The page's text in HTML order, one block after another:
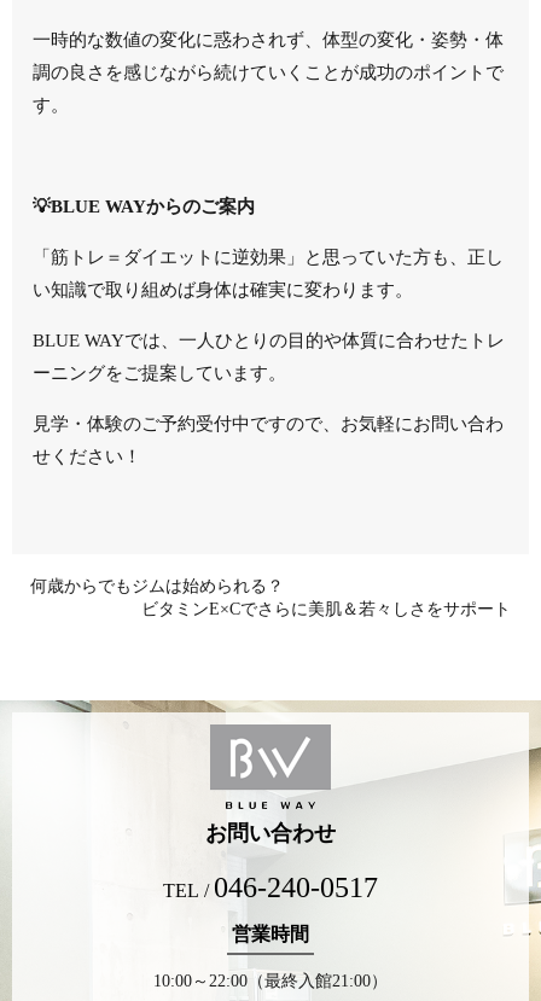
一時的な数値の変化に惑わされず、体型の変化・姿勢・体
調の良さを感じながら続けていくことが成功のポイントで
す。
💡BLUE WAYからのご案内
「筋トレ＝ダイエットに逆効果」と思っていた方も、正し
い知識で取り組めば身体は確実に変わります。
BLUE WAYでは、一人ひとりの目的や体質に合わせたトレ
ーニングをご提案しています。
見学・体験のご予約受付中ですので、お気軽にお問い合わ
せください！
何歳からでもジムは始められる？
ビタミンE×Cでさらに美肌＆若々しさをサポート
お問い合わせ
TEL / 046-240-0517
営業時間
10:00～22:00（最終入館21:00）